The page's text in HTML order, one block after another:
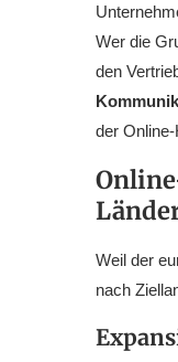
Wer die
den
der
Weil der
nach